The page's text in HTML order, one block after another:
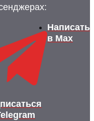
Написать
в Max